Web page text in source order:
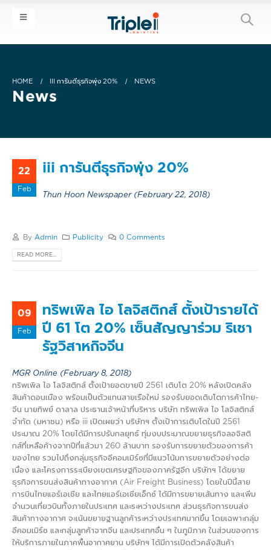
HOME III การันตีธุรกิจพุ่ง 20% NEWS
News
22
Feb
iii การันตีธุรกิจพุ่ง 20%
Thun Hoon Newspaper (February 22, 2018)
By Admin Publicity 0 Comments
READ MORE...
09
Feb
ทริพเพิล ไอ โลจิสติกส์ ตั้งเป้ารายได้
ปี 61 โต 20% เซ็นสัญญาร่วม ริเชา
รัฐวิสาหกิจจีน
MGR Online (February 8, 2018)
ทริพเพิล ไอ โลจิสติกส์ ตั้งเป้ายอดขายปี 2561 เติบโต 20% หลังเปิดคลัง
สินค้าดอนเมือง พร้อมเป็นตัวแทนสายเรือใหม่ รองรับยอดเติบโตการค้าไทย-
จีน นายทิพย์ ดาลาล ประธานเจ้าหน้าที่บริหาร บริษัท ทริพเพิล ไอ โลจิสติกส์
จำกัด (มหาชน) หรือ iii เปิดเผยว่า บริษัทฯ ตั้งเป้าการเติบโตในปี 2561
ประมาณ 20% โดยได้มีการปรับกลยุทธ์ ทุ่มงบประมาณขยายธุรกิจลอจิสติ
กส์ที่เหลือค้างจากปีที่แล้วมา 260 ล้านบาท รองรับการขยายตัวของการค้า
ของไทย รวมไปถึงกลุ่มธุรกิจอีคอมเมิร์ซที่มีแนวโน้มการขยายตัวอย่างต่อ
เนื่อง และโครงการระเบียงเขตเศรษฐกิจของภาครัฐอีก บริษัทฯ ได้ขยาย
ธุรกิจการขนส่งสินค้าทางอากาศ (Air Freight Business) โดยในปีนี้สาย
การบินไทยแอร์เอเชีย และไทยแอร์เอเชียเอ็กซ์ ได้มีการขยายเส้นทาง และเพิ่ม
จำนวนเที่ยวบินทั้งภายในประเทศ และระหว่างประเทศ ส่วนธุรกิจการขนส่ง
สินค้าทางอากาศ จะเน้นขยายฐานลูกค้าระหว่างประเทศมากขึ้น โดยเฉพาะกลุ่ม
อีคอมเมิร์ซ และกลุ่มลูกค้าจากจีน และประเทศอื่น ๆ ในภูมิภาค ในส่วนของการ
ให้บริการภายในภาคพื้นอากาศยาน บริษัทฯ ได้มีการเปิดตัวคลังสินค้า